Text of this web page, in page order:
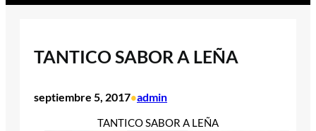
TANTICO SABOR A LEÑA
septiembre 5, 2017•admin
TANTICO SABOR A LEÑA